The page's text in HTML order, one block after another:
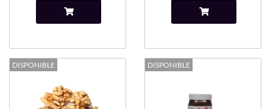
DISPONIBLE DISPONIBLE